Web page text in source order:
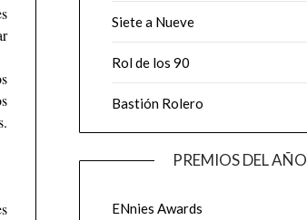
Siete a Nueve
Rol de los 90
Bastión Rolero
PREMIOS DEL AÑO
ENnies Awards